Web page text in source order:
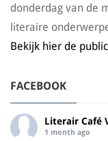
donderdag van de
literaire
Bekijk hier de
FACEBOOK
Literair Café
1 month ago